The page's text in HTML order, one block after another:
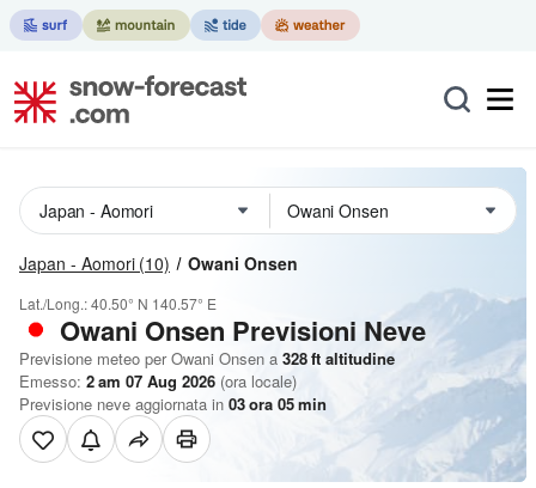
Japan - Aomori (10) Owani Onsen
Lat./Long.:40.50° N 140.57° E
Owani Onsen Previsioni Neve
Previsione meteo per Owani Onsen a 328ft altitudine
Emesso: 2 am 07 Aug 2026 (ora locale)
Previsione neve aggiornata in 03ora 05min